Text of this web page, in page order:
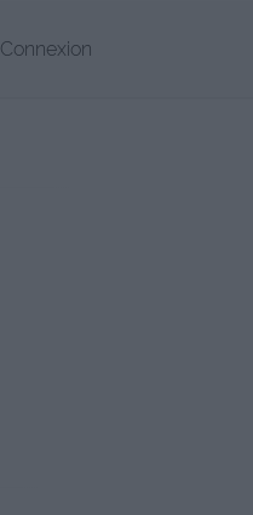
Connexion